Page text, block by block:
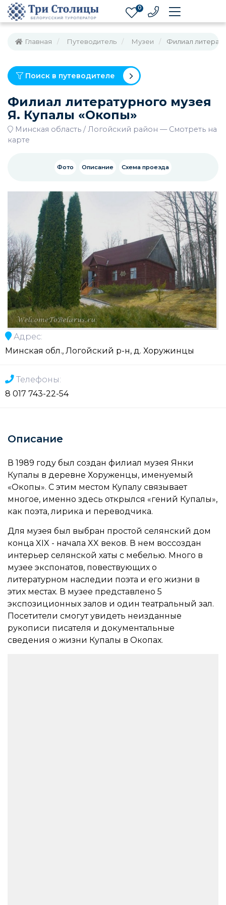
0
Главная Путеводитель Музеи Филиал
Поиск в путеводителе
Филиал литературного музея
Я. Купалы «Окопы»
Минская область Логойский район — Смотреть на
карте
Фото Описание Схема проезда
Адрес:
Минская обл., Логойский р-н, д. Хоружинцы
Телефоны:
8 017 743-22-54
Описание
В 1989 году был создан филиал музея Янки
Купалы в деревне Хоруженцы, именуемый
«Окопы». С этим местом Купалу связывает
многое, именно здесь открылся «гений Купалы»,
как поэта, лирика и переводчика.
Для музея был выбран простой селянский дом
конца XIX - начала XX веков. В нем воссоздан
интерьер селянской хаты с мебелью. Много в
музее экспонатов, повествующих о
литературном наследии поэта и его жизни в
этих местах. В музее представлено 5
экспозиционных залов и один театральный зал.
Посетители смогут увидеть неизданные
рукописи писателя и документальные
сведения о жизни Купалы в Окопах.